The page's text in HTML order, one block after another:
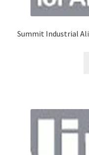
Summit Industrial